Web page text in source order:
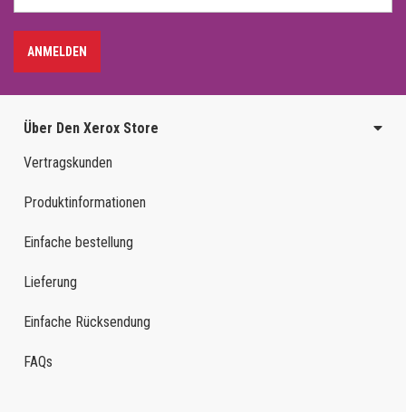
ANMELDEN
Über Den Xerox Store
Vertragskunden
Produktinformationen
Einfache bestellung
Lieferung
Einfache Rücksendung
FAQs